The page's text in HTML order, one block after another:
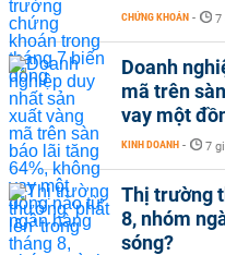
CHỨNG KHOÁN - 7
Doanh
mã trên
vay một
KINH DOANH - 7
Thị trường
8, nhóm
sóng?